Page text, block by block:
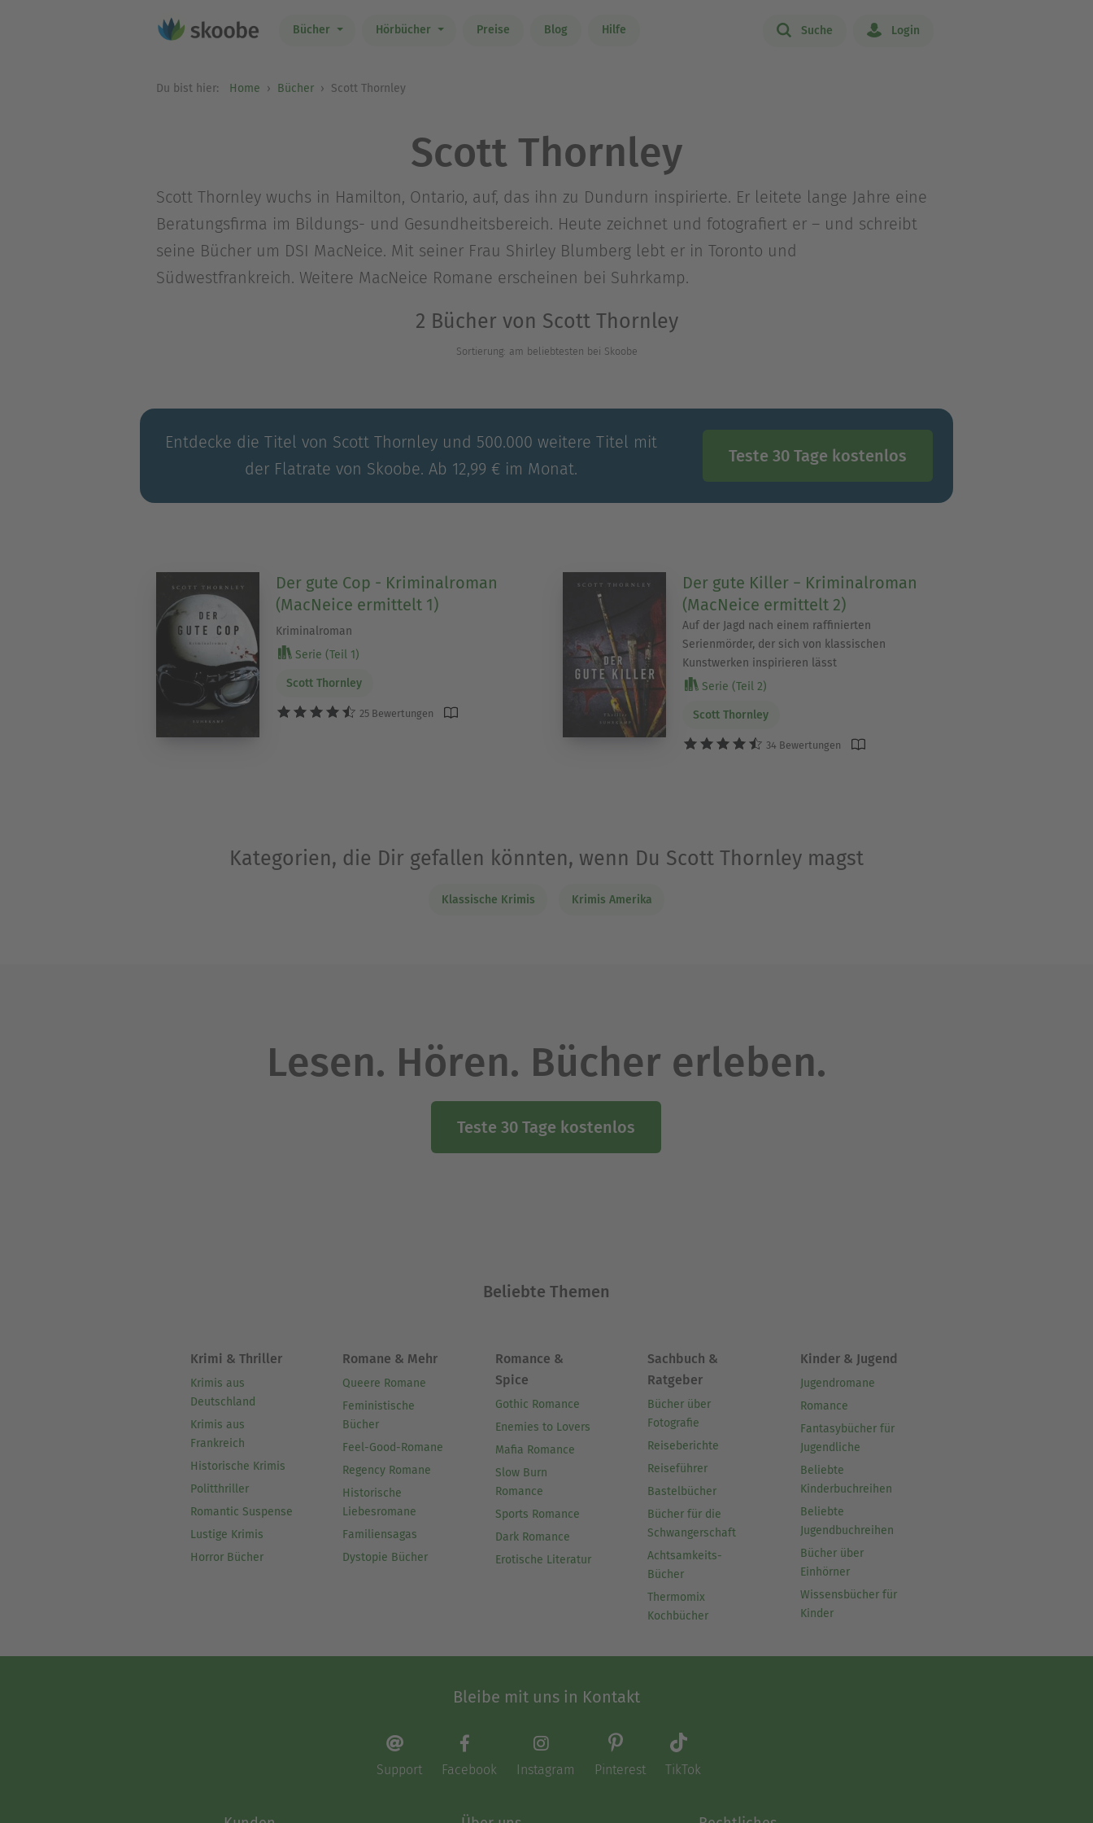
Bücher Hörbücher Preise Blog Hilfe Suche Login
Du bist hier: Home Bücher Scott Thornley
Scott Thornley
Scott Thornley wuchs in Hamilton, Ontario, auf, das ihn zu Dundurn inspirierte. Er leitete lange Jahre eine
Beratungsfirma im Bildungs- und Gesundheitsbereich. Heute zeichnet und fotografiert er – und schreibt
seine Bücher um DSI MacNeice. Mit seiner Frau Shirley Blumberg lebt er in Toronto und
Südwestfrankreich. Weitere MacNeice Romane erscheinen bei Suhrkamp.
2 Bücher von Scott Thornley
Sortierung: am beliebtesten bei Skoobe
Entdecke die Titel von Scott Thornley und 500.000 weitere Titel mit
der Flatrate von Skoobe. Ab 12,99 € im Monat.
Teste 30 Tage kostenlos
Der gute Cop - Kriminalroman
(MacNeice ermittelt 1)
Kriminalroman
Serie (Teil 1)
Scott Thornley
25 Bewertungen
Der gute Killer − Kriminalroman
(MacNeice ermittelt 2)
Auf der Jagd nach einem raffinierten
Serienmörder, der sich von klassischen
Kunstwerken inspirieren lässt
Serie (Teil 2)
Scott Thornley
34 Bewertungen
Kategorien, die Dir gefallen könnten, wenn Du Scott Thornley magst
Klassische Krimis Krimis Amerika
Lesen. Hören. Bücher erleben.
Teste 30 Tage kostenlos
Beliebte Themen
Krimi & Thriller
Krimis aus
Deutschland
Krimis aus
Frankreich
Historische Krimis
Politthriller
Romantic Suspense
Lustige Krimis
Horror Bücher
Romane & Mehr
Queere Romane
Feministische
Bücher
Feel-Good-Romane
Regency Romane
Historische
Liebesromane
Familiensagas
Dystopie Bücher
Romance &
Spice
Gothic Romance
Enemies to Lovers
Mafia Romance
Slow Burn
Romance
Sports Romance
Dark Romance
Erotische Literatur
Sachbuch &
Ratgeber
Bücher über
Fotografie
Reiseberichte
Reiseführer
Bastelbücher
Bücher für die
Schwangerschaft
Achtsamkeits-
Bücher
Thermomix
Kochbücher
Kinder & Jugend
Jugendromane
Romance
Fantasybücher für
Jugendliche
Beliebte
Kinderbuchreihen
Beliebte
Jugendbuchreihen
Bücher über
Einhörner
Wissensbücher für
Kinder
Bleibe mit uns in Kontakt
Support Facebook Instagram Pinterest TikTok